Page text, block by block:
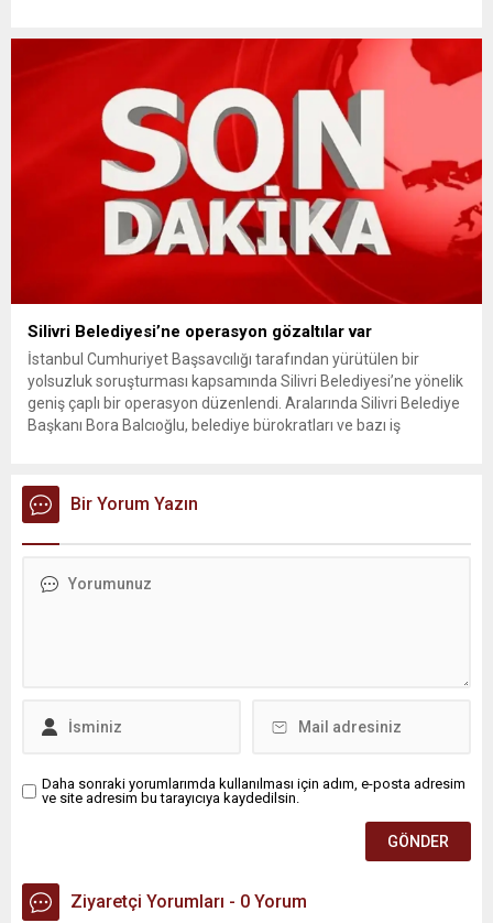
getiriyor. Hazine Müsteşarlığına bağlı ilgili kurumlarca...
Silivri Belediyesi’ne operasyon gözaltılar var
İstanbul Cumhuriyet Başsavcılığı tarafından yürütülen bir
yolsuzluk soruşturması kapsamında Silivri Belediyesi’ne yönelik
geniş çaplı bir operasyon düzenlendi. Aralarında Silivri Belediye
Başkanı Bora Balcıoğlu, belediye bürokratları ve bazı iş
inceleme ve arama çalışmaları devam ediyor. İstanbul’da...
Bir Yorum Yazın
Daha sonraki yorumlarımda kullanılması için adım, e-posta adresim
ve site adresim bu tarayıcıya kaydedilsin.
Ziyaretçi Yorumları - 0 Yorum